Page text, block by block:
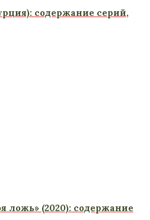
содержание серий,
ложь» (2020): содержание